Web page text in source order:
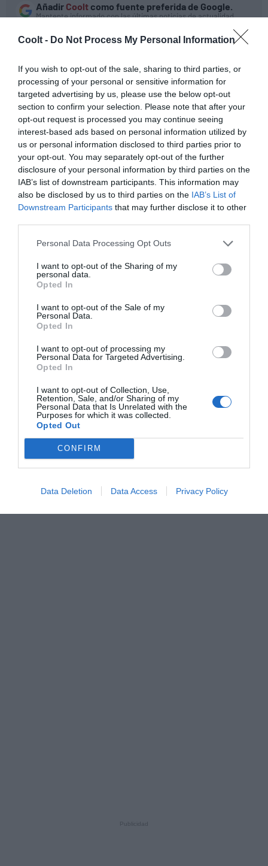
Coolt - Do Not Process My Personal Information
If you wish to opt-out of the sale, sharing to third parties, or
processing of your personal or sensitive information for
targeted advertising by us, please use the below opt-out
section to confirm your selection. Please note that after your
opt-out request is processed you may continue seeing
interest-based ads based on personal information utilized by
us or personal information disclosed to third parties prior to
your opt-out. You may separately opt-out of the further
disclosure of your personal information by third parties on the
IAB’s list of downstream participants. This information may
also be disclosed by us to third parties on the IAB’s List of
Downstream Participants that may further disclose it to other
Personal Data Processing Opt Outs
I want to opt-out of the Sharing of my
personal data.
Opted In
I want to opt-out of the Sale of my
Personal Data.
Opted In
I want to opt-out of processing my
Personal Data for Targeted Advertising.
Opted In
I want to opt-out of Collection, Use,
Retention, Sale, and/or Sharing of my
Personal Data that Is Unrelated with the
Purposes for which it was collected.
Opted Out
CONFIRM
Data Deletion Data Access Privacy Policy
Añadir Coolt como fuente preferida de Google.
Mantente informado con las últimas noticias de actualidad.
El ecocidio americano
Latinoamérica medioambiente sociedad
Honduras Chile entrevistas
Juanjo Villalba
Vice Latinoamérica
Recibe las mejores historias de COOLT en tu correo
Al darte de alta aceptas lapolítica de privacidad .